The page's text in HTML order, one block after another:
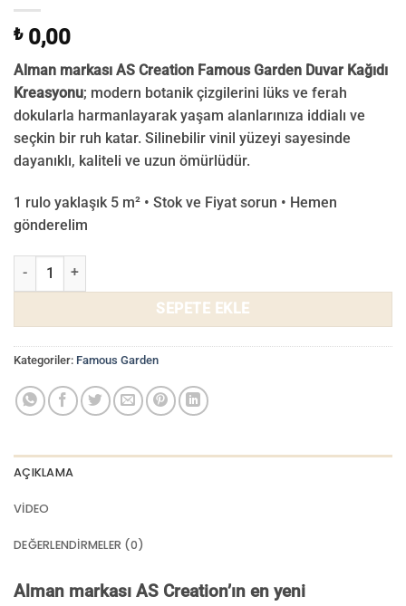
₺0,00
Alman markası AS Creation Famous Garden Duvar Kağıdı
Kreasyonu; modern botanik çizgilerini lüks ve ferah
dokularla harmanlayarak yaşam alanlarınıza iddialı ve
seçkin bir ruh katar. Silinebilir vinil yüzeyi sayesinde
dayanıklı, kaliteli ve uzun ömürlüdür.
1 rulo yaklaşık 5 m² • Stok ve Fiyat sorun • Hemen
gönderelim
Famous Garden Duvar Kağıdı 39353-3 adet
SEPETE EKLE
Kategoriler: Famous Garden
AÇIKLAMA
VIDEO
DEĞERLENDIRMELER (0)
Alman markası AS Creation’ın en yeni